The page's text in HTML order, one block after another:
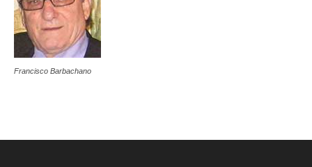
Francisco Barbachano